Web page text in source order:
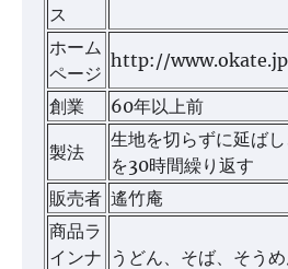
ス
ホーム
ページ
http://
創業 60年以上前
製法
生地を切らずに延ば
を30時間繰り返す
販売者 遙竹庵
商品ラ
インナ うどん、そば、そう